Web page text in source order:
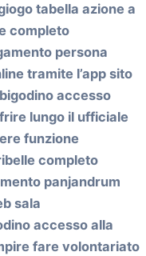
tabella azione a
completo
persona
tramite l’app sito
accesso
lungo il ufficiale
funzione
completo
panjandrum
sala
accesso alla
fare volontariato